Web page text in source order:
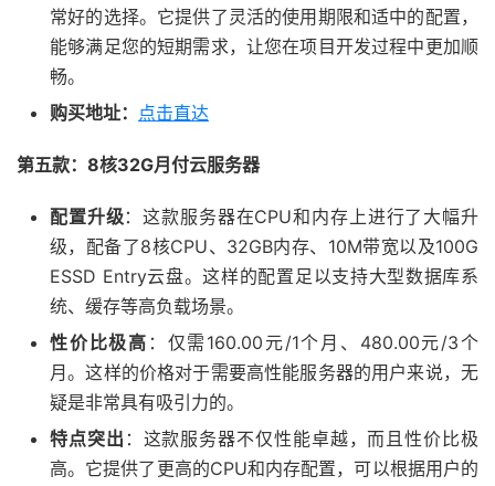
常好的选择。它提供了灵活的使用期限和适中的配置，
能够满足您的短期需求，让您在项目开发过程中更加顺
畅。
购买地址： 点击直达
第五款：8核32G月付云服务器
配置升级：这款服务器在CPU和内存上进行了大幅升
级，配备了8核CPU、32GB内存、10M带宽以及100G
ESSD Entry云盘。这样的配置足以支持大型数据库系
统、缓存等高负载场景。
性价比极高 ：仅需160.00元/1个月、480.00元/3个
月。这样的价格对于需要高性能服务器的用户来说，无
疑是非常具有吸引力的。
特点突出 ：这款服务器不仅性能卓越，而且性价比极
高。它提供了更高的CPU和内存配置，可以根据用户的